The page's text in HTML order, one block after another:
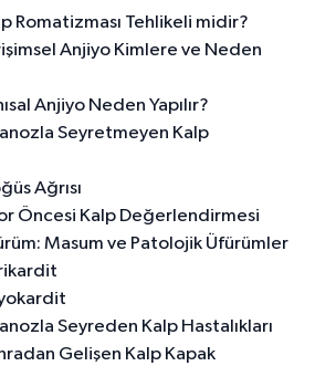
Romatizması Tehlikeli midir?
Anjiyo Kimlere ve Neden
Anjiyo Neden Yapılır?
Seyretmeyen Kalp
Ağrısı
Öncesi Kalp Değerlendirmesi
Masum ve Patolojik Üfürümler
Seyreden Kalp Hastalıkları
Gelişen Kalp Kapak